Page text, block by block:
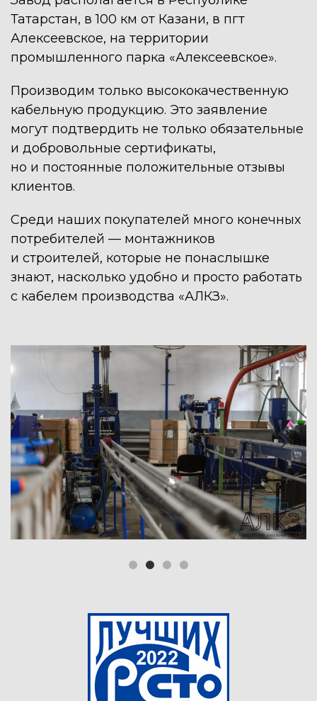
Татарстан, в 100 км от Казани, в пгт
Алексеевское, на территории
промышленного парка «Алексеевское».
Производим только высококачественную
кабельную продукцию. Это заявление
могут подтвердить не только обязательные
и добровольные сертификаты,
но и постоянные положительные отзывы
клиентов.
Среди наших покупателей много конечных
потребителей — монтажников
и строителей, которые не понаслышке
знают, насколько удобно и просто работать
с кабелем производства «АЛКЗ».